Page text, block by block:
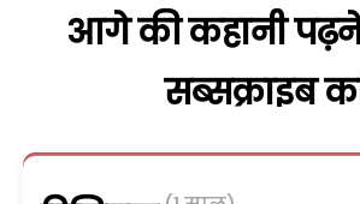
आगे की कहानी
सब्सक्राइब